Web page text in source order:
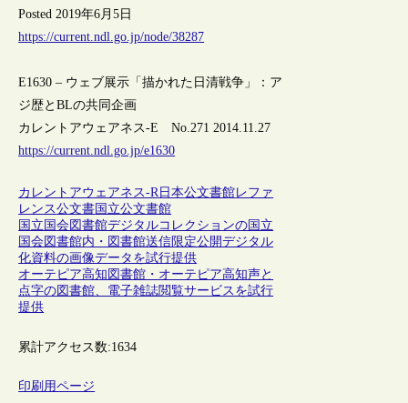
Posted 2019年6月5日
https://current.ndl.go.jp/node/38287
E1630 – ウェブ展示「描かれた日清戦争」：ア
ジ歴とBLの共同企画
カレントアウェアネス-E No.271 2014.11.27
https://current.ndl.go.jp/e1630
カレントアウェアネス-R日本公文書館レファ
レンス公文書国立公文書館
国立国会図書館デジタルコレクションの国立
国会図書館内・図書館送信限定公開デジタル
化資料の画像データを試行提供
オーテピア高知図書館・オーテピア高知声と
点字の図書館、電子雑誌閲覧サービスを試行
提供
累計アクセス数:1634
印刷用ページ